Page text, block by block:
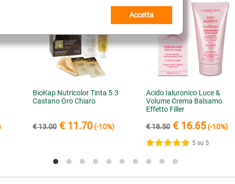
Accetta
BioKap Nutricolor Tinta 5.3
Castano Oro Chiaro
€ 13.00 € 11.70(-10%)
Acido Ialuronico Luce &
Volume Crema Balsamo
Effetto Filler
€ 18.50 € 16.65(-10%)
5 su 5